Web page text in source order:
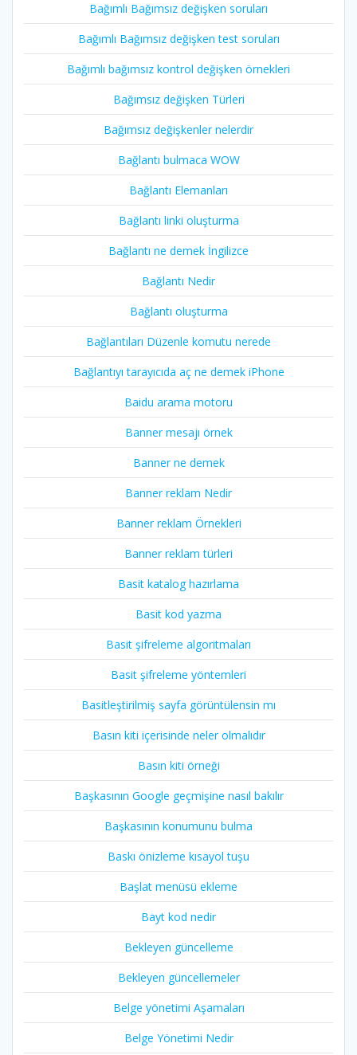
Bağımlı Bağımsız değişken soruları
Bağımlı Bağımsız değişken test soruları
Bağımlı bağımsız kontrol değişken örnekleri
Bağımsız değişken Türleri
Bağımsız değişkenler nelerdir
Bağlantı bulmaca WOW
Bağlantı Elemanları
Bağlantı linki oluşturma
Bağlantı ne demek İngilizce
Bağlantı Nedir
Bağlantı oluşturma
Bağlantıları Düzenle komutu nerede
Bağlantıyı tarayıcıda aç ne demek iPhone
Baidu arama motoru
Banner mesajı örnek
Banner ne demek
Banner reklam Nedir
Banner reklam Örnekleri
Banner reklam türleri
Basit katalog hazırlama
Basit kod yazma
Basit şifreleme algoritmaları
Basit şifreleme yöntemleri
Basitleştirilmiş sayfa görüntülensin mı
Basın kiti içerisinde neler olmalıdır
Basın kiti örneği
Başkasının Google geçmişine nasıl bakılır
Başkasının konumunu bulma
Baskı önizleme kısayol tuşu
Başlat menüsü ekleme
Bayt kod nedir
Bekleyen güncelleme
Bekleyen güncellemeler
Belge yönetimi Aşamaları
Belge Yönetimi Nedir